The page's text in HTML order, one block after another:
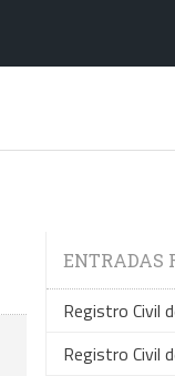
ENTRADAS
Registro Civil
Registro Civil